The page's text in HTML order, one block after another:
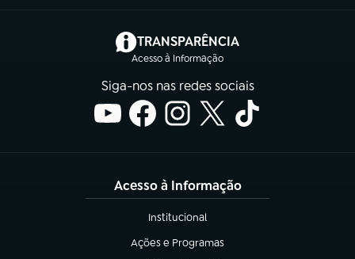
TRANSPARÊNCIA
Acesso à Informação
(abre em nova aba)
Siga-nos nas redes sociais
Acesso à Informação
Institucional
(abre em nova aba)
Ações e Programas
(abre em nova aba)